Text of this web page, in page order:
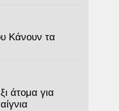
Κάνουν τα
άτομα για